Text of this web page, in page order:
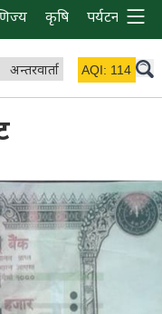
कृषि पर्यटन प्रवास
अन्तरवार्ता विचार/ब्लग
AQI: 114